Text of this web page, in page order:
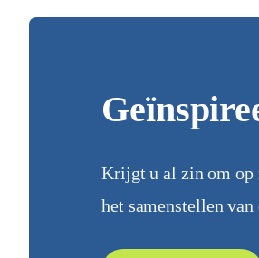
Krijgt u al zin om op
het samenstellen van